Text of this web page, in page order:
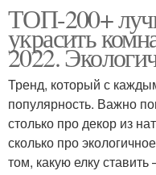
ТОП-200+
украсить
2022.
Тренд, который с
популярность. Важно
столько про декор из
сколько про
том, какую елку